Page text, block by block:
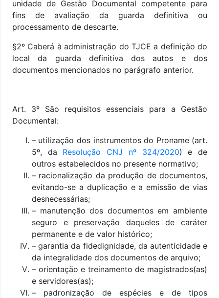
unidade de Gestão Documental competente para
fins de avaliação da guarda definitiva ou
processamento de descarte.
§2º Caberá à administração do TJCE a definição do
local da guarda definitiva dos autos e dos
documentos mencionados no parágrafo anterior.
Art. 3º São requisitos essenciais para a Gestão
Documental:
– utilização dos instrumentos do Proname (art.
5º, da Resolução CNJ nº 324/2020) e de
outros estabelecidos no presente normativo;
– racionalização da produção de documentos,
evitando-se a duplicação e a emissão de vias
desnecessárias;
– manutenção dos documentos em ambiente
seguro e preservação daqueles de caráter
permanente e de valor histórico;
– garantia da fidedignidade, da autenticidade e
da integralidade dos documentos de arquivo;
– orientação e treinamento de magistrados(as)
e servidores(as);
– padronização de espécies e de tipos